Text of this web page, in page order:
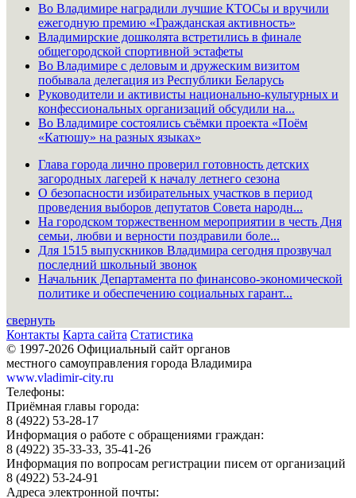
Во Владимире наградили лучшие КТОСы и вручили
ежегодную премию «Гражданская активность»
Владимирские дошколята встретились в финале
общегородской спортивной эстафеты
Во Владимире с деловым и дружеским визитом
побывала делегация из Республики Беларусь
Руководители и активисты национально-культурных и
конфессиональных организаций обсудили на...
Во Владимире состоялись съёмки проекта «Поём
«Катюшу» на разных языках»
Глава города лично проверил готовность детских
загородных лагерей к началу летнего сезона
О безопасности избирательных участков в период
проведения выборов депутатов Совета народн...
На городском торжественном мероприятии в честь Дня
семьи, любви и верности поздравили боле...
Для 1515 выпускников Владимира сегодня прозвучал
последний школьный звонок
Начальник Департамента по финансово-экономической
политике и обеспечению социальных гарант...
свернуть
Контакты Карта сайта Статистика
© 1997-2026 Официальный сайт органов
местного самоуправления города Владимира
www.vladimir-city.ru
Телефоны:
Приёмная главы города:
8 (4922) 53-28-17
Информация о работе с обращениями граждан:
8 (4922) 35-33-33, 35-41-26
Информация по вопросам регистрации писем от организаций
8 (4922) 53-24-91
Адреса электронной почты: